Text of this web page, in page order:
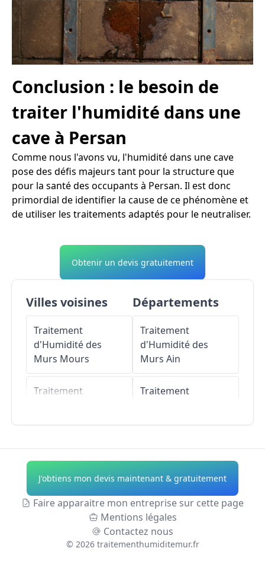
Conclusion : le besoin de
traiter l'humidité dans une
cave à Persan
Comme nous l'avons vu, l'humidité dans une cave
pose des défis majeurs tant pour la structure que
pour la santé des occupants à Persan. Il est donc
primordial de identifier la cause de ce phénomène et
de utiliser les traitements adaptés pour le neutraliser.
Obtenir un devis gratuitement
Villes voisines
Traitement
d'Humidité des
Murs Mours
Traitement
Traitement
d'Humidité des
MursChambly
d'Humidité des
Départements
Traitement
d'Humidité des
Murs Ain
Traitement
Traitement
d'Humidité des
Murs Allier
Traitement
d'Humidité des
MursAlpes-de-
J'obtiens mon devis maintenant & gratuitement
Faire apparaitre mon entreprise sur cette page
Mentions légales
Contactez nous
© 2026 traitementhumiditemur.fr